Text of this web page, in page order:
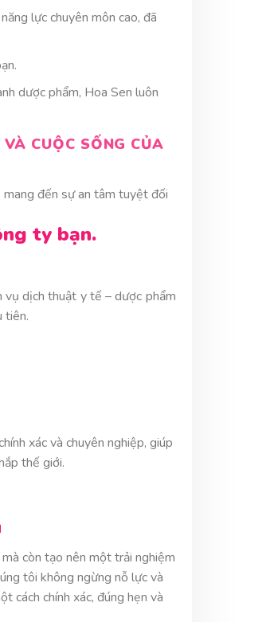
lực chuyên môn cao, đã
dược phẩm, Hoa Sen luôn
CUỘC SỐNG CỦA
đến sự an tâm tuyệt đối
ty bạn.
vụ dịch thuật y tế – dược phẩm
tiên.
xác và chuyên nghiệp, giúp
thế giới.
còn tạo nên một trải nghiệm
tôi không ngừng nỗ lực và
cách chính xác, đúng hẹn và